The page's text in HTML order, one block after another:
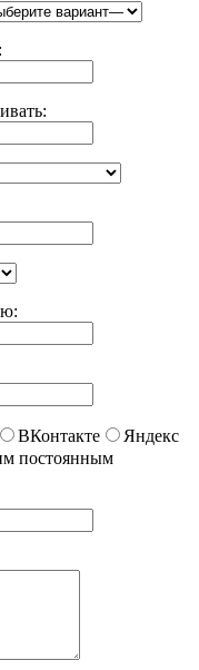
ВКонтакте
Яндекс
постоянным